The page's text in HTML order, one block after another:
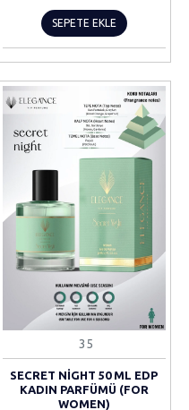
SEPETE EKLE
35
SECRET NIGHT 50 ML EDP
KADIN PARFÜMÜ (FOR
WOMEN)